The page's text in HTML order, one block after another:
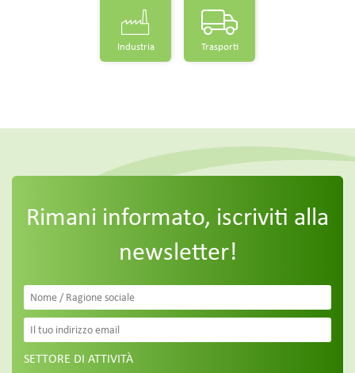
Industria Trasporti
Rimani informato, iscriviti alla
newsletter!
SETTORE DI ATTIVITÀ